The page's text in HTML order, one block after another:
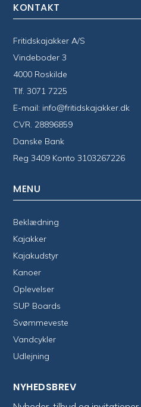
KONTAKT
Fritidskajakker A/S
Vindeboder 3
4000 Roskilde
Tlf.3071 7225
E-mail: info@fritidskajakker.dk
CVR. 28896859
Danske Bank
Reg 3409 Konto 3103267226
MENU
Beklædning
Kajakker
Kajakudstyr
Kanoer
Oplevelser
SUP Boards
Svømmeveste
Vandcykler
Udlejning
NYHEDSBREV